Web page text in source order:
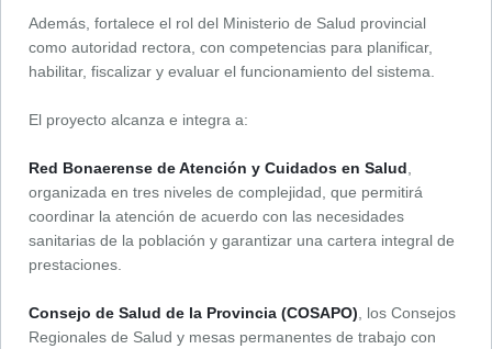
Además, fortalece el rol del Ministerio de Salud provincial
como autoridad rectora, con competencias para planificar,
habilitar, fiscalizar y evaluar el funcionamiento del sistema.
El proyecto alcanza e integra a:
Red Bonaerense de Atención y Cuidados en Salud
organizada en tres niveles de complejidad, que permitirá
coordinar la atención de acuerdo con las necesidades
sanitarias de la población y garantizar una cartera integral de
prestaciones.
Consejo de Salud de la Provincia (COSAPO) , los Consejos
Regionales de Salud y mesas permanentes de trabajo con